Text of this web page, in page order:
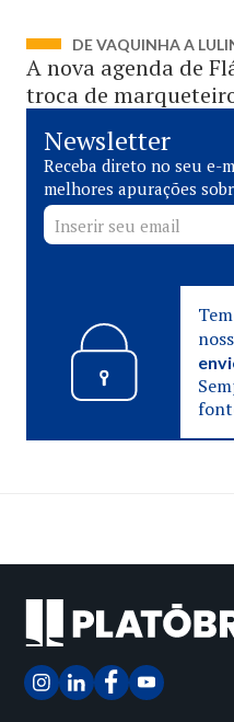
DE VAQUINHA A
A nova agenda de
troca de
Newsletter
Receba direto no seu e-
melhores apurações